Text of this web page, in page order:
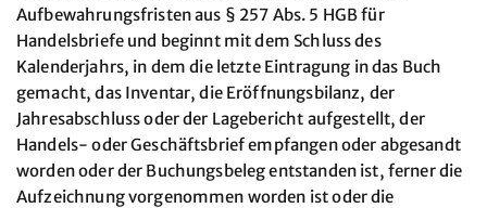
Aufbewahrungsfristen aus § 257 Abs. 5 HGB für
Handelsbriefe und beginnt mit dem Schluss des
Kalenderjahrs, in dem die letzte Eintragung in das Buch
gemacht, das Inventar, die Eröffnungsbilanz, der
Jahresabschluss oder der Lagebericht aufgestellt, der
Handels- oder Geschäftsbrief empfangen oder abgesandt
worden oder der Buchungsbeleg entstanden ist, ferner die
Aufzeichnung vorgenommen worden ist oder die